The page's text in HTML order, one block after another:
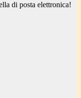
di posta elettronica!